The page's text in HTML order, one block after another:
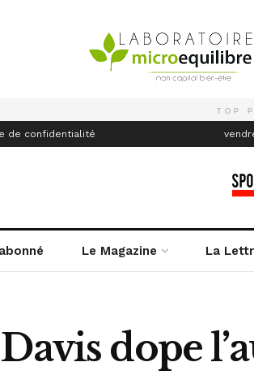
TOP
de confidentialité
Le Magazine La
dope